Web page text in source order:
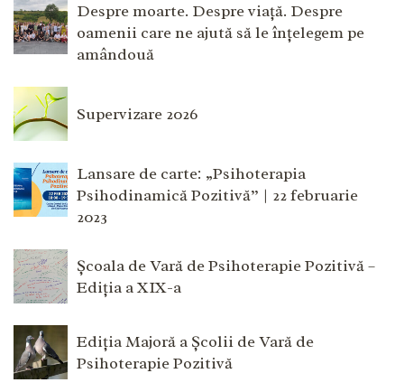
Despre moarte. Despre viață. Despre
oamenii care ne ajută să le înțelegem pe
amândouă
Supervizare 2026
Lansare de carte: „Psihoterapia
Psihodinamică Pozitivă” | 22 februarie
2023
Școala de Vară de Psihoterapie Pozitivă –
Ediția a XIX-a
Ediția Majoră a Școlii de Vară de
Psihoterapie Pozitivă